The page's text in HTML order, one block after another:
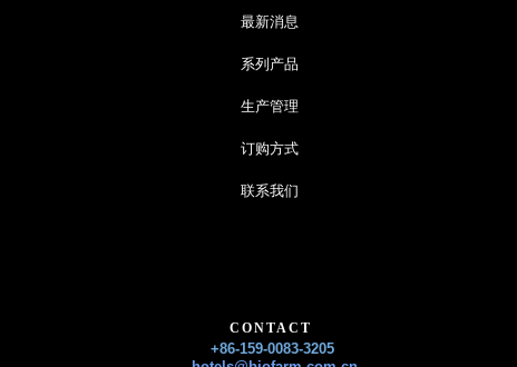
最新消息
系列产品
生产管理
订购方式
联系我们
CONTACT
+86-159-0083-3205